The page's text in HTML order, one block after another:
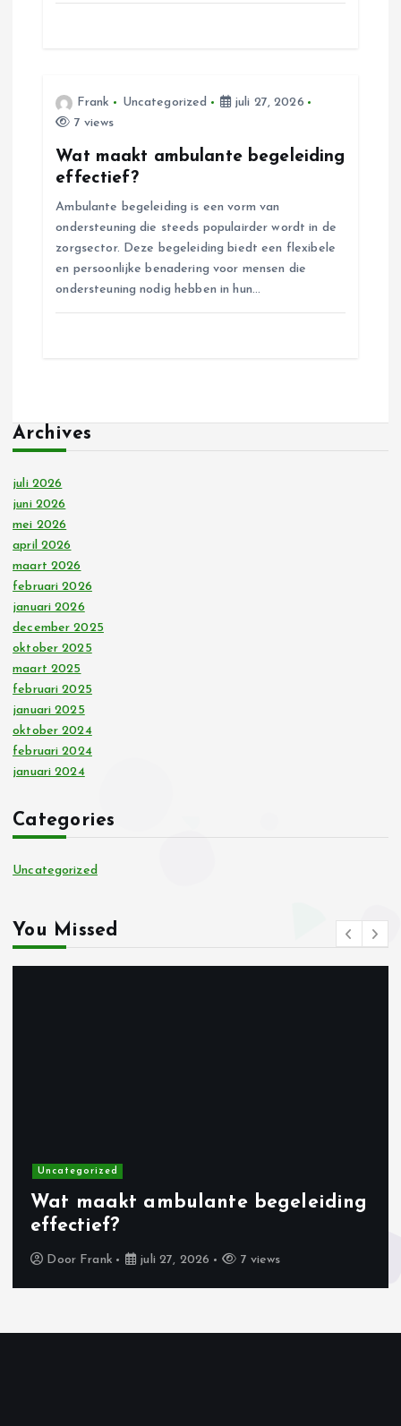
Frank Uncategorized
juli 27, 2026
7 views
Wat maakt ambulante begeleiding
effectief?
Ambulante begeleiding is een vorm van
ondersteuning die steeds populairder wordt in de
zorgsector. Deze begeleiding biedt een flexibele
en persoonlijke benadering voor mensen die
ondersteuning nodig hebben in hun…
Archives
juli 2026
juni 2026
mei 2026
april 2026
maart 2026
februari 2026
januari 2026
december 2025
oktober 2025
maart 2025
februari 2025
januari 2025
oktober 2024
februari 2024
januari 2024
Categories
Uncategorized
You Missed
Uncategorized
Wat maakt ambulante begeleiding
effectief?
Door Frank juli 27, 2026 7 views